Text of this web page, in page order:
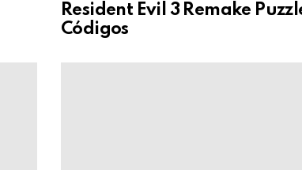
Resident Evil 3 Remake
Códigos